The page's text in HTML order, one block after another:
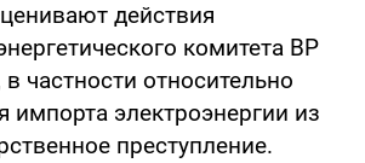
действия
комитета ВР
частности относительно
импорта электроэнергии из
преступление.